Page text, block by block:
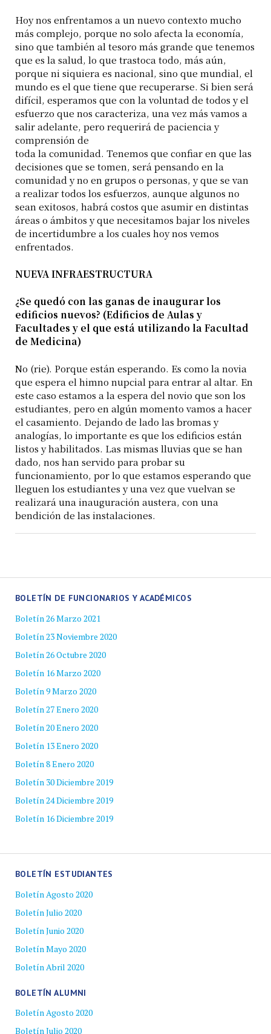
BOLETÍN DE FUNCIONARIOS Y ACADÉMICOS
Boletín 26 Marzo 2021
Boletín 23 Noviembre 2020
Boletín 26 Octubre 2020
Boletín 16 Marzo 2020
Boletín 9 Marzo 2020
Boletín 27 Enero 2020
Boletín 20 Enero 2020
Boletín 13 Enero 2020
Boletín 8 Enero 2020
Boletín 30 Diciembre 2019
Boletín 24 Diciembre 2019
Boletín 16 Diciembre 2019
Hoy nos enfrentamos a un nuevo contexto mucho
más complejo, porque no solo afecta la economía,
sino que también al tesoro más grande que tenemos
que es la salud, lo que trastoca todo, más aún,
porque ni siquiera es nacional, sino que mundial, el
mundo es el que tiene que recuperarse. Si bien será
difícil, esperamos que con la voluntad de todos y el
esfuerzo que nos caracteriza, una vez más vamos a
salir adelante, pero requerirá de paciencia y
comprensión de
toda la comunidad. Tenemos que confiar en que las
decisiones que se tomen, será pensando en la
comunidad y no en grupos o personas, y que se van
a realizar todos los esfuerzos, aunque algunos no
sean exitosos, habrá costos que asumir en distintas
áreas o ámbitos y que necesitamos bajar los niveles
de incertidumbre a los cuales hoy nos vemos
enfrentados.
NUEVA INFRAESTRUCTURA
¿Se quedó con las ganas de inaugurar los
edificios nuevos? (Edificios de Aulas y
Facultades y el que está utilizando la Facultad
de Medicina)
No (rie). Porque están esperando. Es como la novia
que espera el himno nupcial para entrar al altar. En
este caso estamos a la espera del novio que son los
estudiantes, pero en algún momento vamos a hacer
el casamiento. Dejando de lado las bromas y
analogías, lo importante es que los edificios están
listos y habilitados. Las mismas lluvias que se han
dado, nos han servido para probar su
funcionamiento, por lo que estamos esperando que
lleguen los estudiantes y una vez que vuelvan se
realizará una inauguración austera, con una
bendición de las instalaciones.
BOLETÍN ESTUDIANTES
Boletín Agosto 2020
Boletín Julio 2020
Boletín Junio 2020
Boletín Mayo 2020
Boletín Abril 2020
BOLETÍN ALUMNI
Boletín Agosto 2020
Boletín Julio 2020